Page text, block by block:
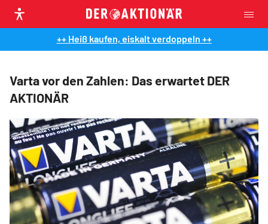
++ Heiß kaufen, eiskalt verdoppeln ++
Varta vor den Zahlen: Das erwartet DER
AKTIONÄR